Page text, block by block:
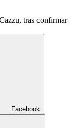
tras confirmar
Facebook